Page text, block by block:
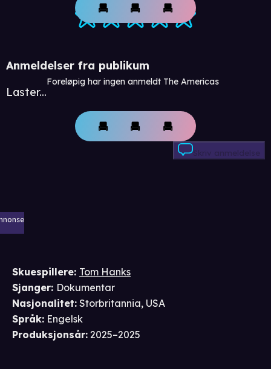
Anmeldelser fra publikum
Laster...
Foreløpig har ingen anmeldt The Americas
Skriv anmeldelse
Skuespillere: Tom Hanks
Sjanger: Dokumentar
Nasjonalitet: Storbritannia, USA
Språk: Engelsk
Produksjonsår: 2025–2025